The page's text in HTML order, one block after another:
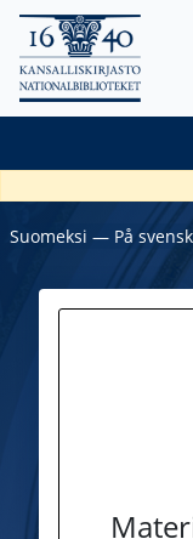
Suomeksi ― På